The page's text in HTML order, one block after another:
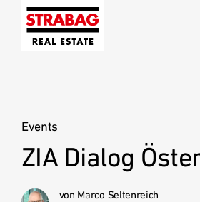
Zur
Hauptnavigation
springen
Development als Service
Unsere Standorte
Unternehmen
Events
ZIA Dialog
von Marco Seltenreich